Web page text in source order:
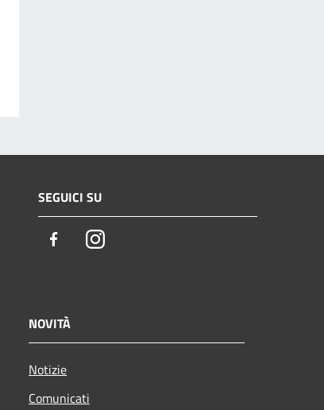
SEGUICI SU
FacebookInstagram
NOVITÀ
Notizie
Comunicati